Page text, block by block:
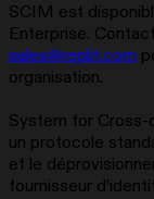
SCIM est
Enterprise.
sales@replit.com
organisation.
System for
un protocole
et le
fournisseur